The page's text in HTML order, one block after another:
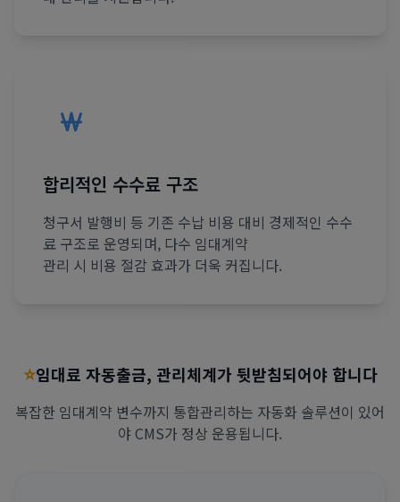
합리적인 수수료 구조
청구서 발행비 등 기존 수납 비용 대비 경제적인 수수
료 구조로 운영되며, 다수 임대계약
관리 시 비용 절감 효과가 더욱 커집니다.
⭐임대료 자동출금, 관리체계가 뒷받침되어야 합니다
복잡한 임대계약 변수까지 통합관리하는 자동화 솔루션이 있어
야 CMS가 정상 운용됩니다.